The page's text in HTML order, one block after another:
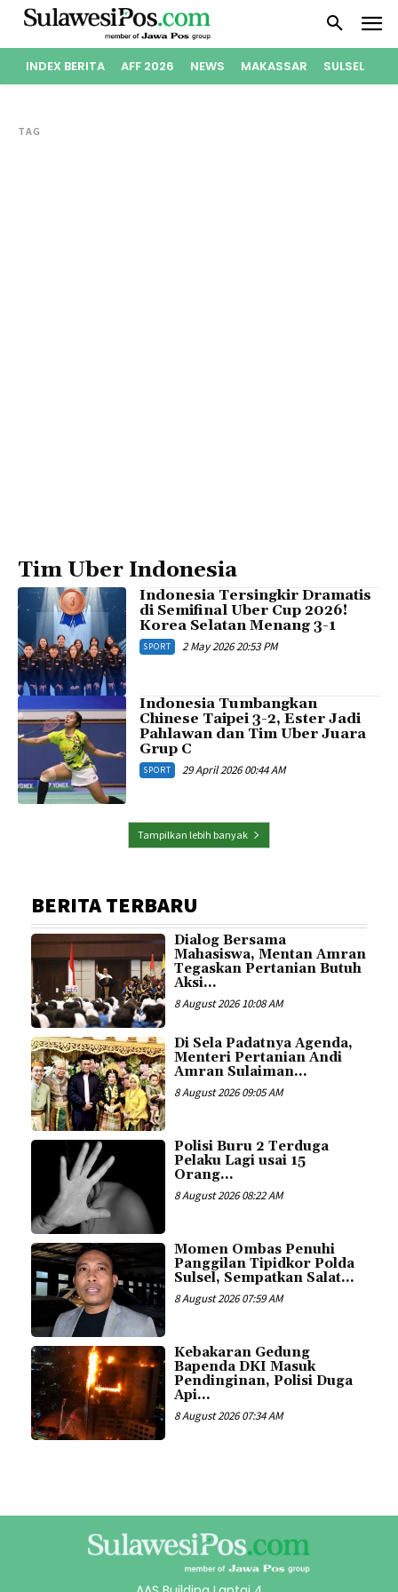
INDEX BERITA AFF 2026 NEWS MAKASSAR SULSEL
TAG
Tim Uber Indonesia
Indonesia Tersingkir Dramatis
di Semifinal Uber Cup 2026!
Korea Selatan Menang 3-1
SPORT 2 May 2026 20:53 PM
Indonesia Tumbangkan
Chinese Taipei 3-2, Ester Jadi
Pahlawan dan Tim Uber Juara
Grup C
SPORT 29 April 2026 00:44 AM
Tampilkan lebih banyak
BERITA TERBARU
Dialog Bersama
Mahasiswa, Mentan Amran
Tegaskan Pertanian Butuh
Aksi...
8 August 2026 10:08 AM
Di Sela Padatnya Agenda,
Menteri Pertanian Andi
Amran Sulaiman...
8 August 2026 09:05 AM
Polisi Buru 2 Terduga
Pelaku Lagi usai 15
Orang...
8 August 2026 08:22 AM
Momen Ombas Penuhi
Panggilan Tipidkor Polda
Sulsel, Sempatkan Salat...
8 August 2026 07:59 AM
Kebakaran Gedung
Bapenda DKI Masuk
Pendinginan, Polisi Duga
Api...
8 August 2026 07:34 AM